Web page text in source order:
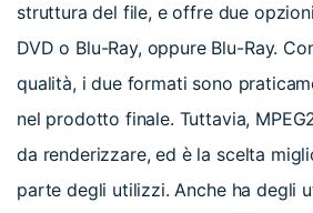
struttura del file, e offre due
DVD o Blu-Ray, oppure Blu-Ray.
qualità, i due formati sono
nel prodotto finale. Tuttavia,
da renderizzare, ed è la scelta
parte degli utilizzi. Anche ha degli